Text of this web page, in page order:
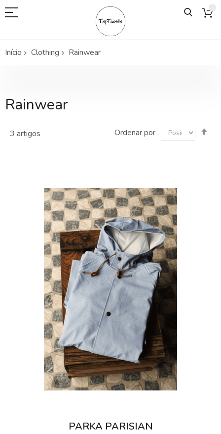
Início Clothing Rainwear
Rainwear
3 artigos Ordenar por
PARKA PARISIAN